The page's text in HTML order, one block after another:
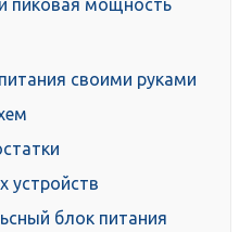
пиковая мощность
своими руками
устройств
блок питания